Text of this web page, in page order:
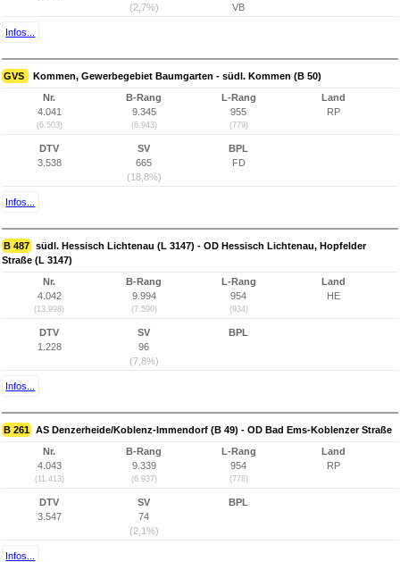
(2,7%)
VB
Infos...
GVS Kommen, Gewerbegebiet Baumgarten - südl. Kommen (B 50)
Nr.
4.041
(6.503)
B-Rang
9.345
(6.943)
L-Rang
955
(779)
Land
RP
DTV
3.538
SV
665
(18,8%)
BPL
FD
Infos...
B 487 südl. Hessisch Lichtenau (L 3147) - OD Hessisch Lichtenau, Hopfelder
Straße (L 3147)
Nr.
4.042
(13.998)
B-Rang
9.994
(7.590)
L-Rang
954
(934)
Land
HE
DTV
1.228
SV
96
(7,8%)
BPL
Infos...
B 261 AS Denzerheide/Koblenz-Immendorf (B 49) - OD Bad Ems-Koblenzer Straße
Nr.
4.043
(11.413)
B-Rang
9.339
(6.937)
L-Rang
954
(778)
Land
RP
DTV
3.547
SV
74
(2,1%)
BPL
Infos...